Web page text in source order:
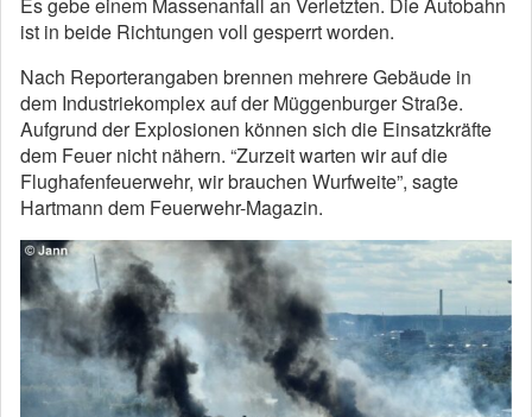
ist in beide Richtungen voll gesperrt worden.
Nach Reporterangaben brennen mehrere Gebäude in
dem Industriekomplex auf der Müggenburger Straße.
Aufgrund der Explosionen können sich die Einsatzkräfte
dem Feuer nicht nähern. “Zurzeit warten wir auf die
Flughafenfeuerwehr, wir brauchen Wurfweite”, sagte
Hartmann dem Feuerwehr-Magazin.